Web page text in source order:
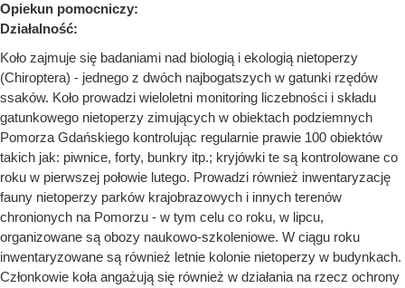
Opiekun pomocniczy:
Działalność:
Koło zajmuje się badaniami nad biologią i ekologią nietoperzy
(Chiroptera) - jednego z dwóch najbogatszych w gatunki rzędów
ssaków. Koło prowadzi wieloletni monitoring liczebności i składu
gatunkowego nietoperzy zimujących w obiektach podziemnych
Pomorza Gdańskiego kontrolując regularnie prawie 100 obiektów
takich jak: piwnice, forty, bunkry itp.; kryjówki te są kontrolowane co
roku w pierwszej połowie lutego. Prowadzi również inwentaryzację
fauny nietoperzy parków krajobrazowych i innych terenów
chronionych na Pomorzu - w tym celu co roku, w lipcu,
organizowane są obozy naukowo-szkoleniowe. W ciągu roku
inwentaryzowane są również letnie kolonie nietoperzy w budynkach.
Członkowie koła angażują się również w działania na rzecz ochrony